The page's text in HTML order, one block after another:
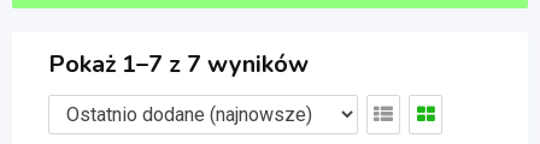
Pokaż 1–7 z 7 wyników